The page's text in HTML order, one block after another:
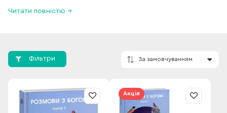
бестселерів New York Times. Після «Розмов з Богом» були
Читати повністю →
Фільтри
Акція